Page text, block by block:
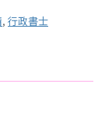
, 行政書士